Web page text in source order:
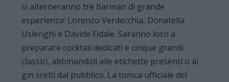
si alterneranno tre barman di grande
esperienza: Lorenzo Verdecchia, Donatella
Uslenghi e Davide Fidale. Saranno loro a
preparare cocktail dedicati e cinque grandi
classici, abbinandoli alle etichette presenti o ai
gin scelti dal pubblico. La tonica ufficiale del